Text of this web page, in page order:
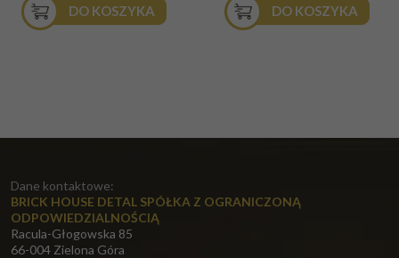
DO KOSZYKA DO KOSZYKA
Dane kontaktowe:
BRICK HOUSE DETAL SPÓŁKA Z OGRANICZONĄ
ODPOWIEDZIALNOŚCIĄ
Racula-Głogowska 85
66-004 Zielona Góra